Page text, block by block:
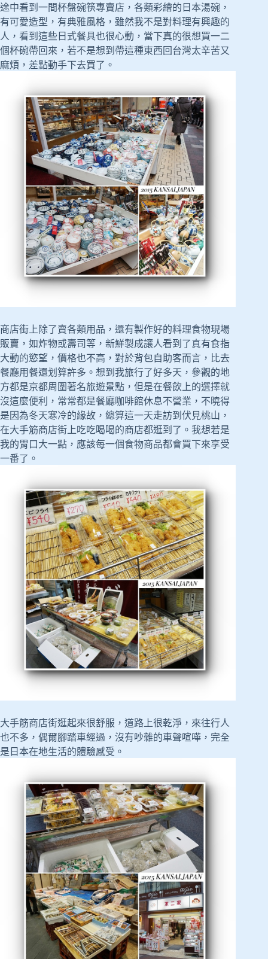
途中看到一間杯盤碗筷專賣店，各類彩繪的日本湯碗，
有可愛造型，有典雅風格，雖然我不是對料理有興趣的
人，看到這些日式餐具也很心動，當下真的很想買一二
個杯碗帶回來，若不是想到帶這種東西回台灣太辛苦又
麻煩，差點動手下去買了。
商店街上除了賣各類用品，還有製作好的料理食物現場
販賣，如炸物或壽司等，新鮮製成讓人看到了真有食指
大動的慾望，價格也不高，對於背包自助客而言，比去
餐廳用餐還划算許多。想到我旅行了好多天，參觀的地
方都是京都周圍著名旅遊景點，但是在餐飲上的選擇就
沒這麼便利，常常都是餐廳咖啡館休息不營業，不曉得
是因為冬天寒冷的緣故，總算這一天走訪到伏見桃山，
在大手筋商店街上吃吃喝喝的商店都逛到了。我想若是
我的胃口大一點，應該每一個食物商品都會買下來享受
一番了。
大手筋商店街逛起來很舒服，道路上很乾淨，來往行人
也不多，偶爾腳踏車經過，沒有吵雜的車聲喧嘩，完全
是日本在地生活的體驗感受。